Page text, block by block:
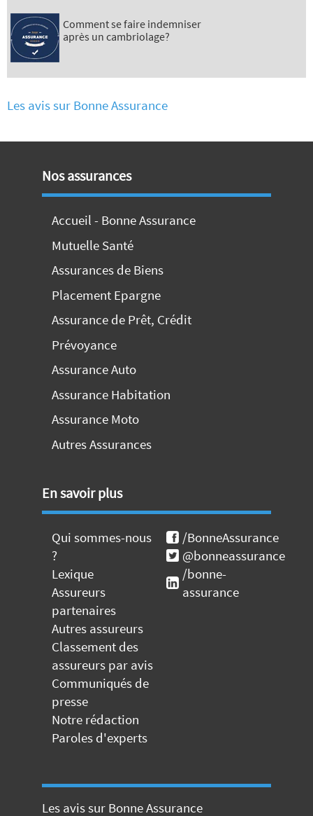
Comment se faire indemniser
après un cambriolage?
Les avis sur Bonne Assurance
Nos assurances
Accueil - Bonne Assurance
Mutuelle Santé
Assurances de Biens
Placement Epargne
Assurance de Prêt, Crédit
Prévoyance
Assurance Auto
Assurance Habitation
Assurance Moto
Autres Assurances
En savoir plus
Qui sommes-nous
?
Lexique
Assureurs
partenaires
Autres assureurs
Classement des
assureurs par avis
Communiqués de
presse
Notre rédaction
Paroles d'experts
/BonneAssurance
@bonneassurance
/bonne-
assurance
Les avis sur Bonne Assurance